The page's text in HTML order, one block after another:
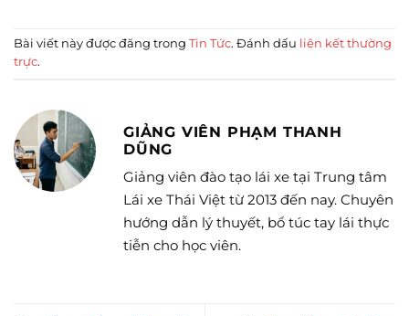
Bài viết này được đăng trong Tin Tức. Đánh dấu liên kết thường
trực.
GIẢNG VIÊN PHẠM THANH
DŨNG
Giảng viên đào tạo lái xe tại Trung tâm
Lái xe Thái Việt từ 2013 đến nay. Chuyên
hướng dẫn lý thuyết, bổ túc tay lái thực
tiễn cho học viên.